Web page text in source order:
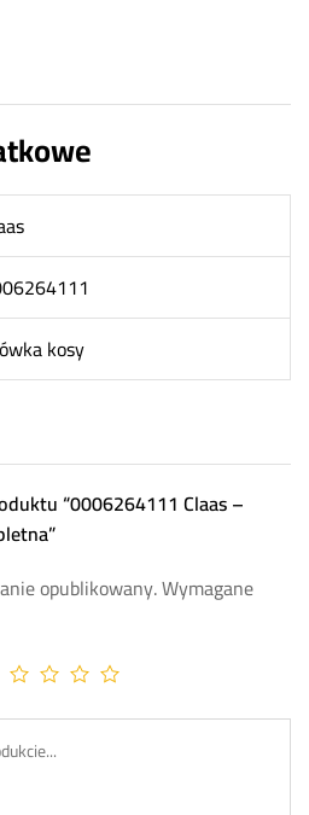
kosy
“0006264111 Claas –
opublikowany.Wymagane